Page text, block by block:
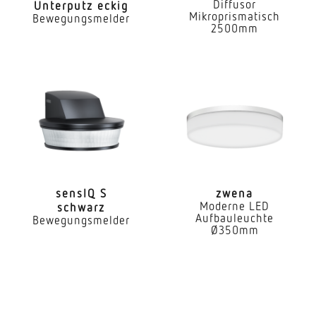
Montageort
Decke
Montagehöhe
2 – 4 m
Montagehöhe max
4,00 m
Unterputz eckig
Bewegungsmelder
Diffusor
Mikroprismatisch
2500mm
sensIQ S
schwarz
Bewegungsmelder
zwena
Moderne LED
Aufbauleuchte
Ø350mm